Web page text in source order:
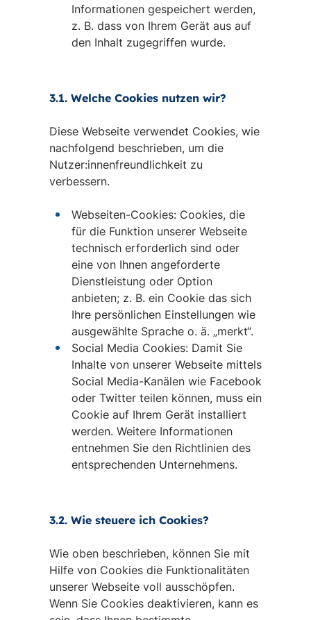
Informationen gespeichert werden,
z. B. dass von Ihrem Gerät aus auf
den Inhalt zugegriffen wurde.
3.1. Welche Cookies nutzen wir?
Diese Webseite verwendet Cookies, wie
nachfolgend beschrieben, um die
Nutzer:innenfreundlichkeit zu
verbessern.
Webseiten-Cookies: Cookies, die
für die Funktion unserer Webseite
technisch erforderlich sind oder
eine von Ihnen angeforderte
Dienstleistung oder Option
anbieten; z. B. ein Cookie das sich
Ihre persönlichen Einstellungen wie
ausgewählte Sprache o. ä. „merkt“.
Social Media Cookies: Damit Sie
Inhalte von unserer Webseite mittels
Social Media-Kanälen wie Facebook
oder Twitter teilen können, muss ein
Cookie auf Ihrem Gerät installiert
werden. Weitere Informationen
entnehmen Sie den Richtlinien des
entsprechenden Unternehmens.
3.2. Wie steuere ich Cookies?
Wie oben beschrieben, können Sie mit
Hilfe von Cookies die Funktionalitäten
unserer Webseite voll ausschöpfen.
Wenn Sie Cookies deaktivieren, kann es